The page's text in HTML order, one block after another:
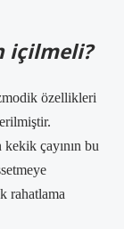
içilmeli?
özellikleri
çayının bu
rahatlama